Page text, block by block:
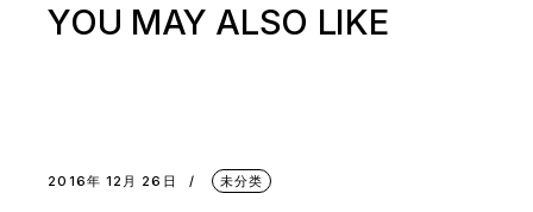
YOU MAY ALSO LIKE
2016年 12月 26日 未分类